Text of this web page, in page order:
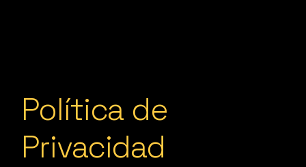
Política de
Privacidad